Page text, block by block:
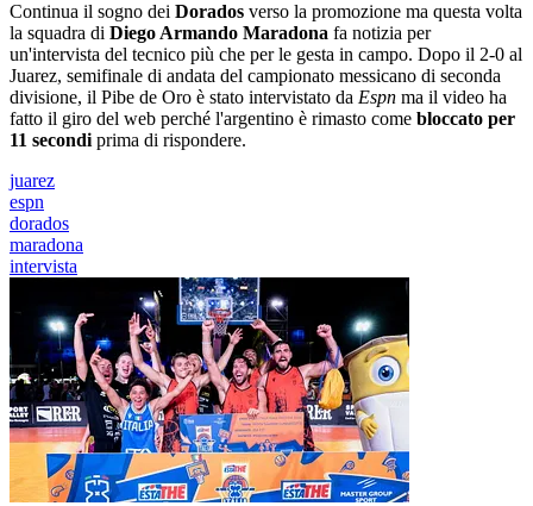
Continua il sogno dei Dorados verso la promozione ma questa volta
la squadra di Diego Armando Maradona fa notizia per
un'intervista del tecnico più che per le gesta in campo. Dopo il 2-0 al
Juarez, semifinale di andata del campionato messicano di seconda
divisione, il Pibe de Oro è stato intervistato da Espn ma il video ha
fatto il giro del web perché l'argentino è rimasto come bloccato per
11 secondi prima di rispondere.
juarez
espn
dorados
maradona
intervista